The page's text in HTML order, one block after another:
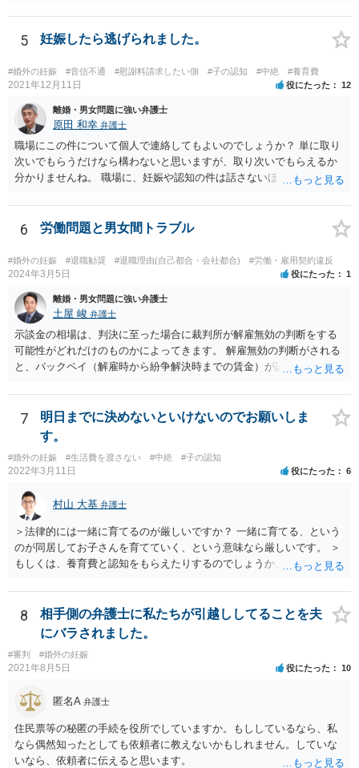
5 妊娠したら逃げられました。
#婚外の妊娠 #音信不通 #慰謝料請求したい側 #子の認知 #中絶 #養育費
2021年12月11日 役にたった 12
離婚・男女問題に強い弁護士
原田 和幸 弁護士
職場にこの件について個人で連絡してもよいのでしょうか？ 単に取り
次いでもらうだけなら構わないと思いますが、取り次いでもらえるか
分かりませんね。 職場に、妊娠や認知の件は話さないほうがよいと思
難しいと思われれば、弁護士に入ってもらうことも検討されてくださ
い。 一度、お近くの弁護士に相談されてみてもよいと思います。
6 労働問題と男女間トラブル
#婚外の妊娠 #退職勧奨 #退職理由(自己都合・会社都合) #労働・雇用契約違反
2024年3月5日 役にたった 1
離婚・男女問題に強い弁護士
土屋 峻 弁護士
示談金の相場は、判決に至った場合に裁判所が解雇無効の判断をする
可能性がどれだけのものかによってきます。 解雇無効の判断がされる
と、バックペイ（解雇時から紛争解決時までの賃金）が認められるの
準となります。解決金の基準は、半年から１年程度の賃金相当額くら
いだと思います。 この件は、弁護士に具体的な内容について、ご相談
された方がよい事案だと考えます。
7
明日までに決めないといけないのでお願いしま
す。
#婚外の妊娠 #生活費を渡さない #中絶 #子の認知
2022年3月11日 役にたった 6
村山 大基 弁護士
＞法律的には一緒に育てるのが厳しいですか？ 一緒に育てる、という
のが同居してお子さんを育てていく、という意味なら厳しいです。 ＞
もしくは、養育費と認知をもらえたりするのでしょうか、 相手が認知
す。 また、認知されたことを前提に、父親として子を養う義務があり
ますので、 養育費を請求できます。 ただ、極端な話相手に収入がなか
ったり、行方不明だったりすると、実際上の回収が難しい可能性はあ
ります。
8
相手側の弁護士に私たちが引越ししてることを夫
にバラされました。
#審判 #婚外の妊娠
2021年8月5日 役にたった 10
匿名A 弁護士
住民票等の秘匿の手続を役所でしていますか。もししているなら、私
なら偶然知ったとしても依頼者に教えないかもしれません。していな
いなら、依頼者に伝えると思います。